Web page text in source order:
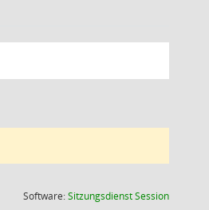
Software:SitzungsdienstSession(Wird in